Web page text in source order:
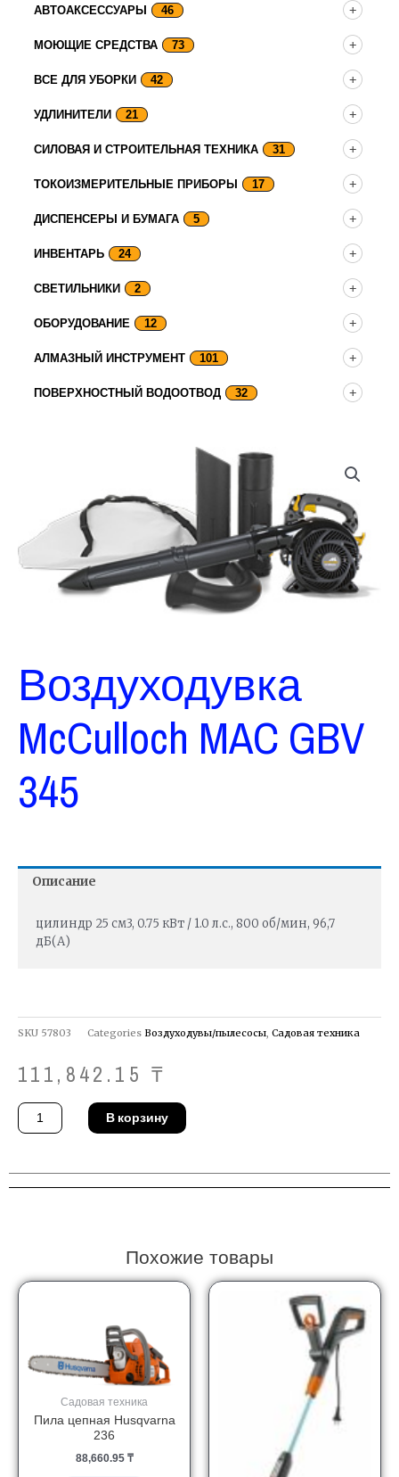
АВТОАКСЕССУАРЫ 46
МОЮЩИЕ СРЕДСТВА 73
ВСЕ ДЛЯ УБОРКИ 42
УДЛИНИТЕЛИ 21
СИЛОВАЯ И СТРОИТЕЛЬНАЯ ТЕХНИКА 31
ТОКОИЗМЕРИТЕЛЬНЫЕ ПРИБОРЫ 17
ДИСПЕНСЕРЫ И БУМАГА 5
ИНВЕНТАРЬ 24
СВЕТИЛЬНИКИ 2
ОБОРУДОВАНИЕ 12
АЛМАЗНЫЙ ИНСТРУМЕНТ 101
ПОВЕРХНОСТНЫЙ ВОДООТВОД 32
Воздуходувка
McCulloch MAC GBV
345
Описание
цилиндр 25 см3, 0.75 кВт / 1.0 л.с., 800 об/мин, 96,7
дБ(A)
SKU 57803 Categories Воздуходувы/пылесосы Садовая техника
111,842.15₸
Количество
товара
Воздуходувка
345
В корзину
Похожие товары
Садовая техника
Пила цепная Husqvarna
236
88,660.95 ₸